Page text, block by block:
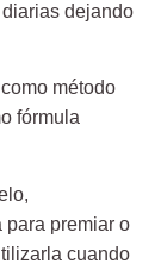
dejando
como método
fórmula
para premiar o
cuando